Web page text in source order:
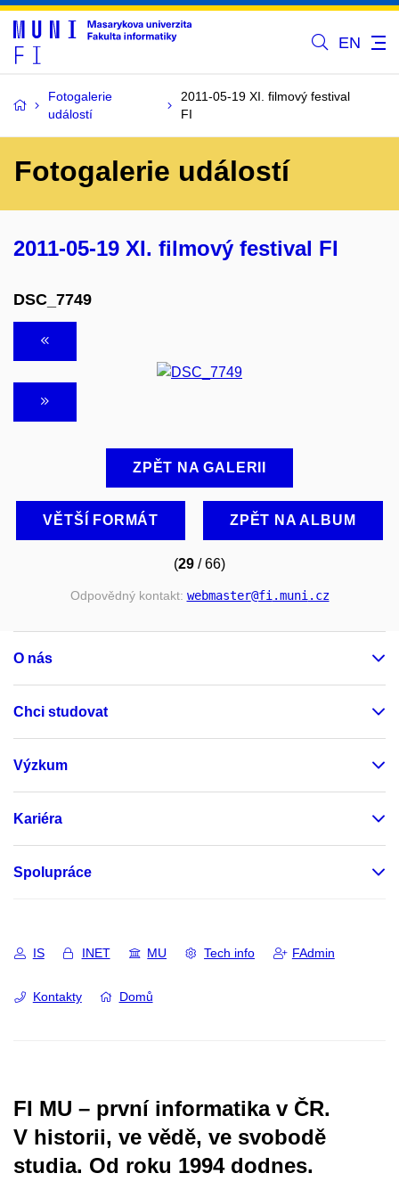
EN
Fotogalerie
událostí
2011-05-19 XI. filmový festival
FI
Fotogalerie událostí
2011-05-19 XI. filmový festival FI
DSC_7749
ZPĚT NA GALERII
VĚTŠÍ FORMÁT ZPĚT NA ALBUM
(29 / 66)
Odpovědný kontakt: webmaster@fi.muni.cz
O nás
Chci studovat
Výzkum
Kariéra
Spolupráce
IS INET MU Tech info FAdmin
Kontakty Domů
FI MU – první informatika v ČR.
V historii, ve vědě, ve svobodě
studia. Od roku 1994 dodnes.